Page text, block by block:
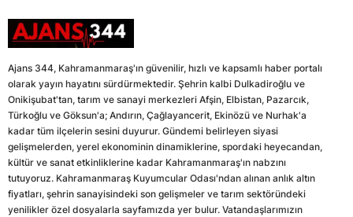
Ajans 344, Kahramanmaraş'ın güvenilir, hızlı ve kapsamlı haber portalı
olarak yayın hayatını sürdürmektedir. Şehrin kalbi Dulkadiroğlu ve
Onikişubat'tan, tarım ve sanayi merkezleri Afşin, Elbistan, Pazarcık,
Türkoğlu ve Göksun'a; Andırın, Çağlayancerit, Ekinözü ve Nurhak'a
kadar tüm ilçelerin sesini duyurur. Gündemi belirleyen siyasi
gelişmelerden, yerel ekonominin dinamiklerine, spordaki heyecandan,
kültür ve sanat etkinliklerine kadar Kahramanmaraş'ın nabzını
tutuyoruz. Kahramanmaraş Kuyumcular Odası'ndan alınan anlık altın
fiyatları, şehrin sanayisindeki son gelişmeler ve tarım sektöründeki
yenilikler özel dosyalarla sayfamızda yer bulur. Vatandaşlarımızın